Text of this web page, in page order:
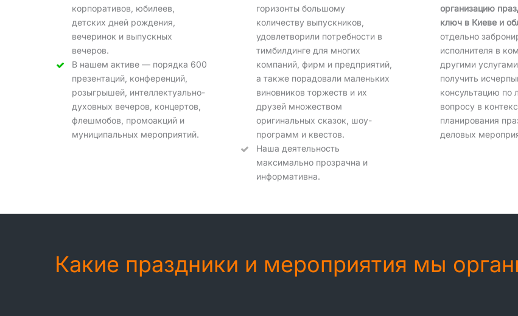
корпоративов, юбилеев,
детских дней рождения,
вечеринок и выпускных
вечеров.
В нашем активе — порядка 600
презентаций, конференций,
розыгрышей, интеллектуально-
духовных вечеров, концертов,
флешмобов, промоакций и
муниципальных мероприятий.
горизонты большому
количеству выпускников,
удовлетворили потребности в
тимбилдинге для многих
компаний, фирм и предприятий,
а также порадовали маленьких
виновников торжеств и их
друзей множеством
оригинальных сказок, шоу-
программ и квестов.
Наша деятельность
максимально прозрачна и
информативна.
организацию
ключ в Киеве и
отдельно
исполнителя в
другими
получить
консультацию по
вопросу в
планирования
деловых
Какие праздники и мероприятия мы